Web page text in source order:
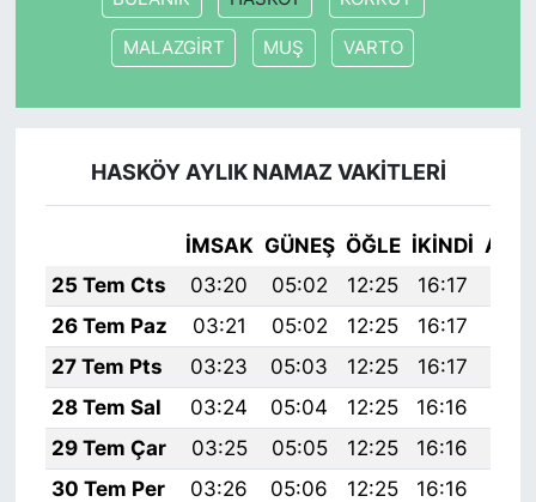
MALAZGİRT MUŞ VARTO
HASKÖY AYLIK NAMAZ VAKITLERI
İMSAK GÜNEŞ ÖĞLE İKINDI
25 Tem Cts
03:20 05:02 12:25 16:17
26 Tem Paz
03:21 05:02 12:25 16:17
27 Tem Pts
03:23 05:03 12:25 16:17
28 Tem Sal
03:24 05:04 12:25 16:16
29 Tem Çar
03:25 05:05 12:25 16:16
30 Tem Per
03:26 05:06 12:25 16:16